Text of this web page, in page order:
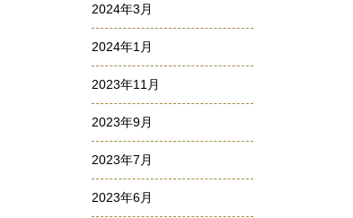
2024年3月
2024年1月
2023年11月
2023年9月
2023年7月
2023年6月